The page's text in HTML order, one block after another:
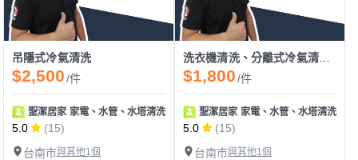
吊隱式冷氣清洗
$2,500/件
聖潔居家 家電、水管、水塔清洗 地板止滑
5.0
(15)
台南市與其他1個
洗衣機清洗、分離式冷氣清洗、白鐵水塔清洗、水管清洗
$1,800/件
聖潔居家 家電、水管、水塔清洗 地
5.0
(15)
台南市與其他1個